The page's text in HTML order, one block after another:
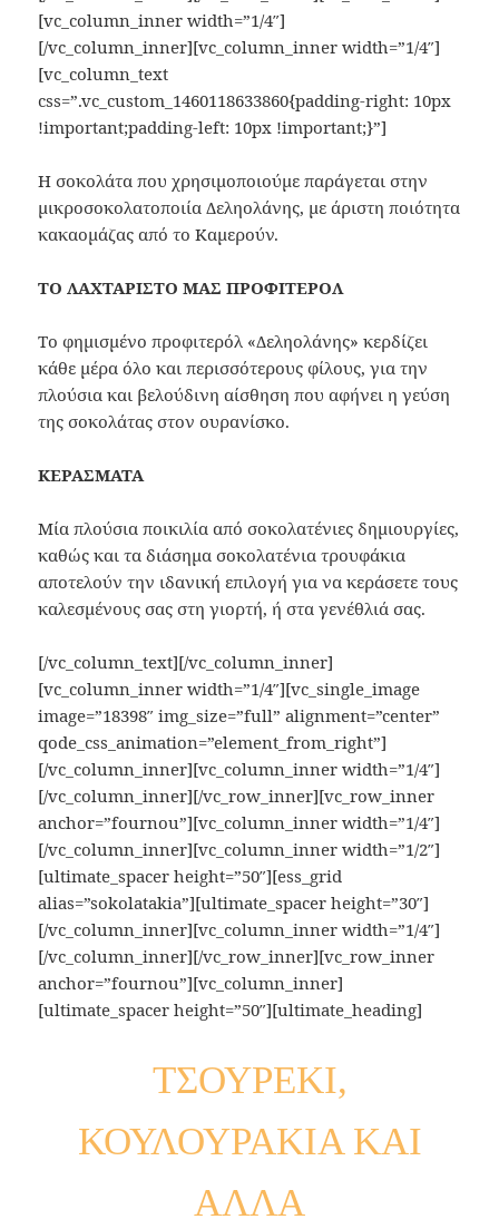
[vc_column_inner width=”1/4″]
[/vc_column_inner][vc_column_inner width=”1/4″]
[vc_column_text
css=”.vc_custom_1460118633860{padding-right: 10px
!important;padding-left: 10px !important;}”]
Η σοκολάτα που χρησιμοποιούμε παράγεται στην
μικροσοκολατοποιία Δεληολάνης, με άριστη ποιότητα
κακαομάζας από το Καμερούν.
ΤΟ ΛΑΧΤΑΡΙΣΤΟ ΜΑΣ ΠΡΟΦΙΤΕΡΟΛ
Το φημισμένο προφιτερόλ «Δεληολάνης» κερδίζει
κάθε μέρα όλο και περισσότερους φίλους, για την
πλούσια και βελούδινη αίσθηση που αφήνει η γεύση
της σοκολάτας στον ουρανίσκο.
ΚΕΡΑΣΜΑΤΑ
Μία πλούσια ποικιλία από σοκολατένιες δημιουργίες,
καθώς και τα διάσημα σοκολατένια τρουφάκια
αποτελούν την ιδανική επιλογή για να κεράσετε τους
καλεσμένους σας στη γιορτή, ή στα γενέθλιά σας.
[/vc_column_text][/vc_column_inner]
[vc_column_inner width=”1/4″][vc_single_image
image=”18398″ img_size=”full” alignment=”center”
qode_css_animation=”element_from_right”]
[/vc_column_inner][vc_column_inner width=”1/4″]
[/vc_column_inner][/vc_row_inner][vc_row_inner
anchor=”fournou”][vc_column_inner width=”1/4″]
[/vc_column_inner][vc_column_inner width=”1/2″]
[ultimate_spacer height=”50″][ess_grid
alias=”sokolatakia”][ultimate_spacer height=”30″]
[/vc_column_inner][vc_column_inner width=”1/4″]
[/vc_column_inner][/vc_row_inner][vc_row_inner
anchor=”fournou”][vc_column_inner]
[ultimate_spacer height=”50″][ultimate_heading]
ΤΣΟΥΡΕΚΙ,
ΚΟΥΛΟΥΡΑΚΙΑ ΚΑΙ
ΑΛΛΑ